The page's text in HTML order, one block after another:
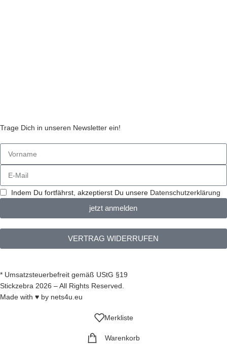
Trage Dich in unseren Newsletter ein!
Indem Du fortfährst, akzeptierst Du unsere Datenschutzerklärung
jetzt anmelden
VERTRAG WIDERRUFEN
* Umsatzsteuerbefreit gemäß UStG §19
Stickzebra 2026 – All Rights Reserved.
Made with ♥ by nets4u.eu
Merkliste
Warenkorb